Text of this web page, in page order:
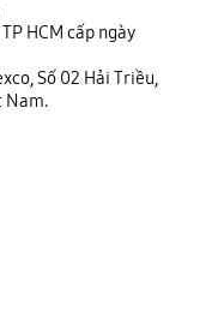
HCM cấp ngày
Số 02 Hải Triều,
Nam.